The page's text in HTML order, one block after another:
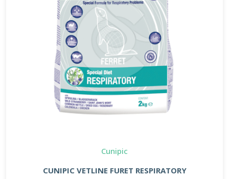
Cunipic
CUNIPIC VETLINE FURET RESPIRATORY